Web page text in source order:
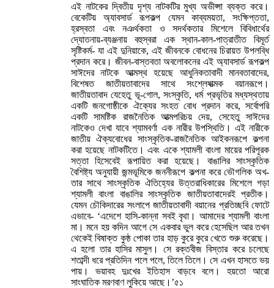
এই নাটকের দ্বিতীয় দৃশ্য নাটকটির মুখ্য অভীপ্সা ব্যক্ত করে।
বেকেটিয় অ্যাবসার্ড রূপকল্প যেমন কাব্যময়তা, সংক্ষিপ্ততা,
হ্রস্বতা এবং নঞর্থকতা ও সদর্থকতার মিশেলে বিবিধার্থের
দ্যোতনায়-ব্যঞ্জনায় বহুস্বরা এক স্থান-কাল-পাত্রাতীত বিমূর্ত
সৃষ্টিকর্ম- যা এই দুনিয়াকে, এই জীবনকে বোধনের চিরায়ত উপলব্ধি
প্রদান করে। জীবন-বাস্তবতা অবলোকনের এই অ্যাবসার্ড রূপকল্প
সাঈদের নাটকে আত্মস্থ হয়েছে আধুনিকতাবাদী মানবতাবাদের,
বিশেষত জাতীয়তাবাদের সাথে সংশ্লেষাত্মক বয়ানরূপে।
জাতীয়তাবাদ যেহেতু ভূ-গোল, সংস্কৃতি, ধর্ম প্রভৃতির মধ্যস্থতায়
একটি জনগোষ্ঠীকে ঐক্যের সংহত বোধ প্রদান করে, সর্বোপরি
একটি সামষ্টিক রাজনৈতিক আত্মপরিচয় দেয়, সেহেতু সাঈদের
নাটকেও দেখা যাবে শ্যামবর্ণা এক নারীর উপস্থিতি। এই নারীকে
জাতীয় ঐক্যবোধের সাংস্কৃতিক-রাজনৈতিক আইকনরূপে কল্পনা
করা হয়েছে নাটকটিতে। এবং একে শ্যামলী বাংলা মায়ের পরিপূরক
সত্তা হিসেবেই রূপায়িত করা হয়েছে। বাঙালির সাংস্কৃতিক
বৈশিষ্ট্য অনুযায়ী জন্মভূমিকে জননীরূপে কল্পনা করে ভৌগলিক অখ-
তার সাথে সাংস্কৃতিক ঐতিহ্যের উত্তরাধিকারের মিশেলে গড়া
শ্যামলী বাংলা বাঙালির সাংস্কৃতিক জাতীয়তাবাদেরই প্রতীক।
যেমন চৌকিদারের সংলাপে জাতীয়তাবাদী বয়ানের প্রতিচ্ছবি ফোটে
এভাবে- ‘এদেশে হাসি-কান্না সবই বৃথা। আমাদের শ্যামলী বাংলা
মা। মনে হয় কদিন আগে সে একবার ভুল করে হেসেছিল আর তখন
থেকেই বিষাক্ত কুষ্ঠ পোকা তার হাড় কুরে কুরে খেতে শুরু করেছে।
এ হলো তার হাসির মাসুল। সে রক্তবীজ বিস্তার করে চলেছে
শতাব্দী ধরে প্রতিদিন পলে পলে, তিলে তিলে। সে এখন হাসতে ভয়
পায়। ভয়াবহ দুঃখের ইতিহাস বাড়বে বলে। হয়তো আরো
সাংঘাতিক মরণবাণ লুকিয়ে আছে।’৫১